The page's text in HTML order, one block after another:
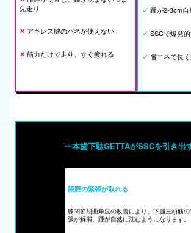
先走り
✕ アキレス腱のバネが使えない
✕ 筋力だけで走り、すぐ疲れる
✓ 踵が2-3cm
✓ SSCで爆発
✓ 省エネで長
一本歯下駄GETTAがSSCを引き出
脹脛の緊張が取れる
膝関節屈曲角度の改善により、下腿三頭筋
張が解消。踵が自然に沈むようになります。